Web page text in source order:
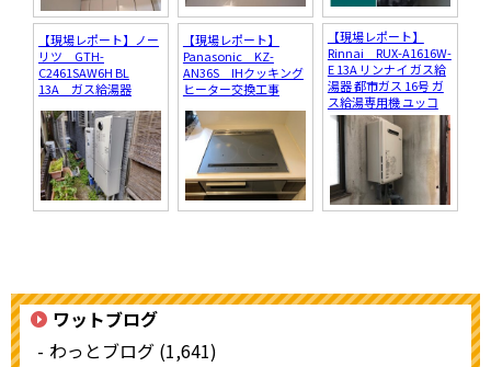
【現場レポート】ノー
リツ GTH-
C2461SAW6H BL
13A ガス給湯器
【現場レポート】
Panasonic KZ-
AN36S IHクッキング
ヒーター交換工事
【現場レポート】
Rinnai RUX-A1616W-
E 13A リンナイ ガス給
湯器 都市ガス 16号 ガ
ス給湯専用機 ユッコ
ワットブログ
わっとブログ (1,641)